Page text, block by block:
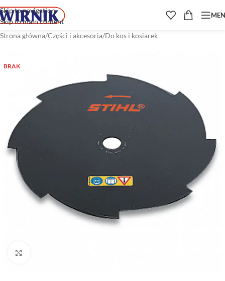
Skip to navigation
Skip to main content
Strona główna/Części i akcesoria/Do kos i kosiarek
BRAK